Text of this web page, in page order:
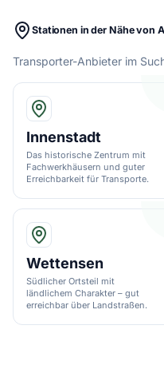
Stationen in der Nähe von
Transporter-Anbieter im
Innenstadt
Das historische Zentrum mit
Fachwerkhäusern und guter
Erreichbarkeit für Transporte.
Wettensen
Südlicher Ortsteil mit
ländlichem Charakter – gut
erreichbar über Landstraßen.